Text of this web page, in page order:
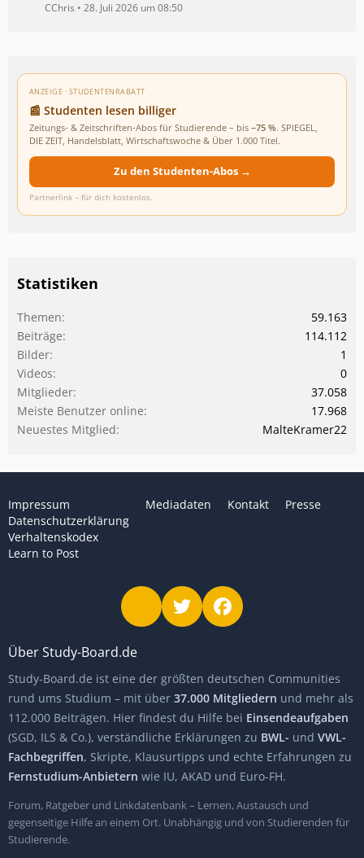
CChris 28. Juli 2026 um 08:50
ANZEIGE · STUDENTENRABATT
📰 Studenten lesen billiger
Zeitungs- & Zeitschriften-Abos für Studierende – bis −75 %. SPIEGEL,
DIE ZEIT, Handelsblatt, Wirtschaftswoche & Über 1.000 Titel.
Zu den Studenten-Abos →
Partnerlink – für dich kostenlos.
Statistiken
Themen
59.163
Beiträge
114.112
Bilder
1
Videos
0
Mitglieder
37.058
Meiste Benutzer online
17.968
Neuestes Mitglied
MalteKramer22
Impressum
Datenschutzerklärung
Verhaltenskodex
Learn to Post
Mediadaten Kontakt Presse
Über Study-Board.de
Study-Board.de ist eine der größten deutschen Communities
rund ums Studium – mit über 37.000 Mitgliedern und mehr als
112.000 Beiträgen. Hier findest du Hilfe bei Einsendeaufgaben
(SGD, ILS & Co.), verständliche Erklärungen zu BWL- und VWL-
Fachbegriffen, Skripte, Klausurtipps und echte Erfahrungen zu
Fernstudium-Anbietern wie IU, AKAD und Euro-FH.
Forum, Ratgeber und Linkdatenbank – Lernen, Austausch und
gegenseitige Hilfe an einem Ort. Unabhängig und von Studierenden für
Studierende.